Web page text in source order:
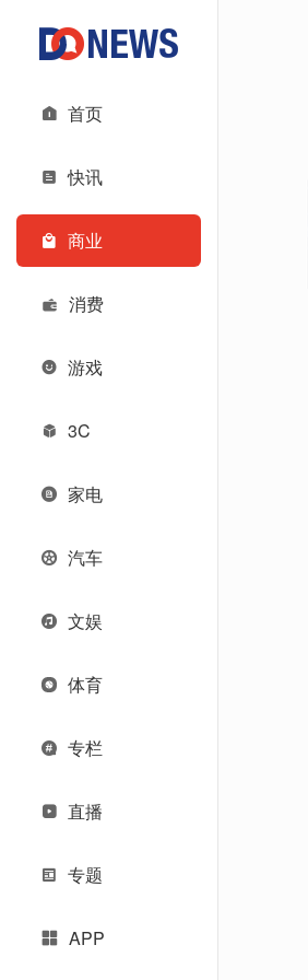
首页
快讯
商业
消费
游戏
3C
家电
汽车
文娱
体育
专栏
直播
专题
APP